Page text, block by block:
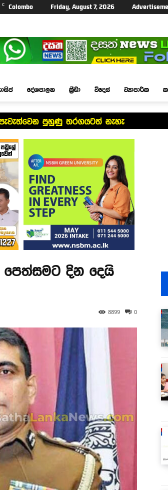
C Colombo Friday, August 7, 2026
දේශපාලන ක්‍රීඩා විදෙස් ව්‍යාපාරික
පුහුණු තරගයටත් නැහැ
දින දෙයි
0
8899